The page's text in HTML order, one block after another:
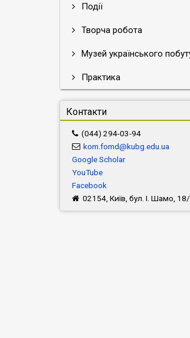
Події
Творча робота
Музей українського
Практика
Контакти
(044) 294-03-94
kom.fomd@kubg.edu.ua
Google Scholar
YouTube
Facebook
02154, Київ, бул. І. Шамо,